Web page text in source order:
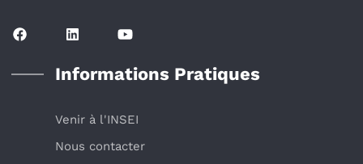
Informations Pratiques
Venir à l'INSEI
Nous contacter